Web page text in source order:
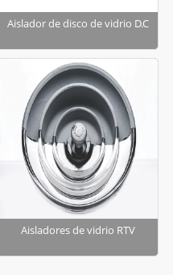
Aislador de disco de vidrio D.C
Aisladores de vidrio RTV